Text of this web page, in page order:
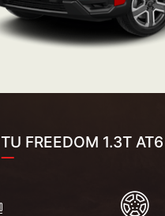
TU FREEDOM 1.3T